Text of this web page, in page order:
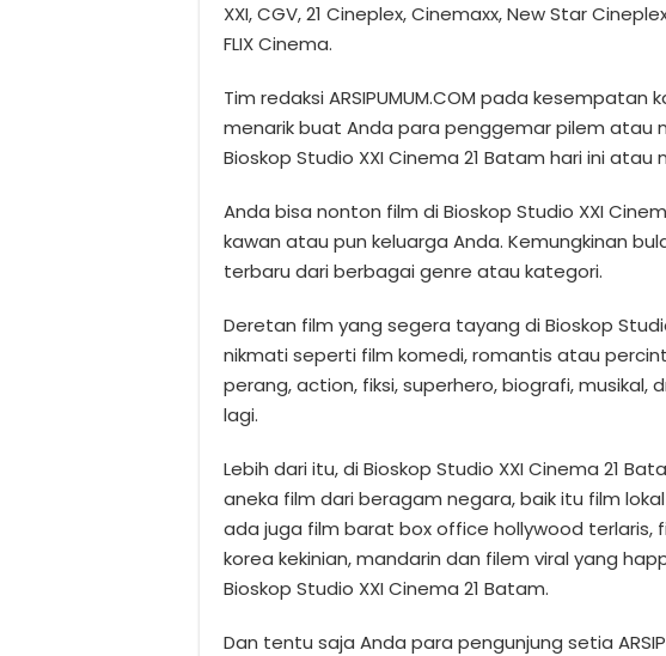
XXI, CGV, 21 Cineplex, Cinemaxx, New Star
FLIX Cinema.
Tim redaksi ARSIPUMUM.COM pada
menarik buat Anda para penggemar pilem atau
Bioskop Studio XXI Cinema 21 Batam hari ini atau
Anda bisa nonton film di Bioskop Studio XXI
kawan atau pun keluarga Anda. Kemungkinan
terbaru dari berbagai genre atau kategori.
Deretan film yang segera tayang di Bioskop
nikmati seperti film komedi, romantis atau
perang, action, fiksi, superhero, biografi, musikal,
lagi.
Lebih dari itu, di Bioskop Studio XXI Cinema 21
aneka film dari beragam negara, baik itu film
ada juga film barat box office hollywood terlaris,
korea kekinian, mandarin dan filem viral yang
Bioskop Studio XXI Cinema 21 Batam.
Dan tentu saja Anda para pengunjung setia